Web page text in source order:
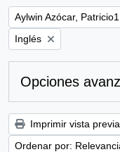
Remove filter:
Aylwin Azócar, Patricio1
Remove filter:
Inglés
Opciones
Imprimir vista previa
Ordenar por: